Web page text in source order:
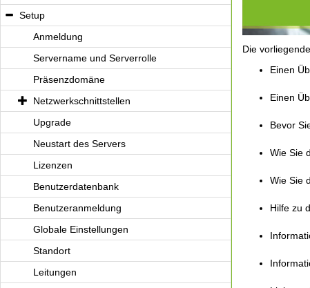
Setup
Anmeldung
Servername und Serverrolle
Präsenzdomäne
Netzwerkschnittstellen
Upgrade
Neustart des Servers
Lizenzen
Benutzerdatenbank
Benutzeranmeldung
Globale Einstellungen
Standort
Leitungen
Die
Einen
Einen
Bevor
Wie Sie
Wie Sie
Hilfe zu